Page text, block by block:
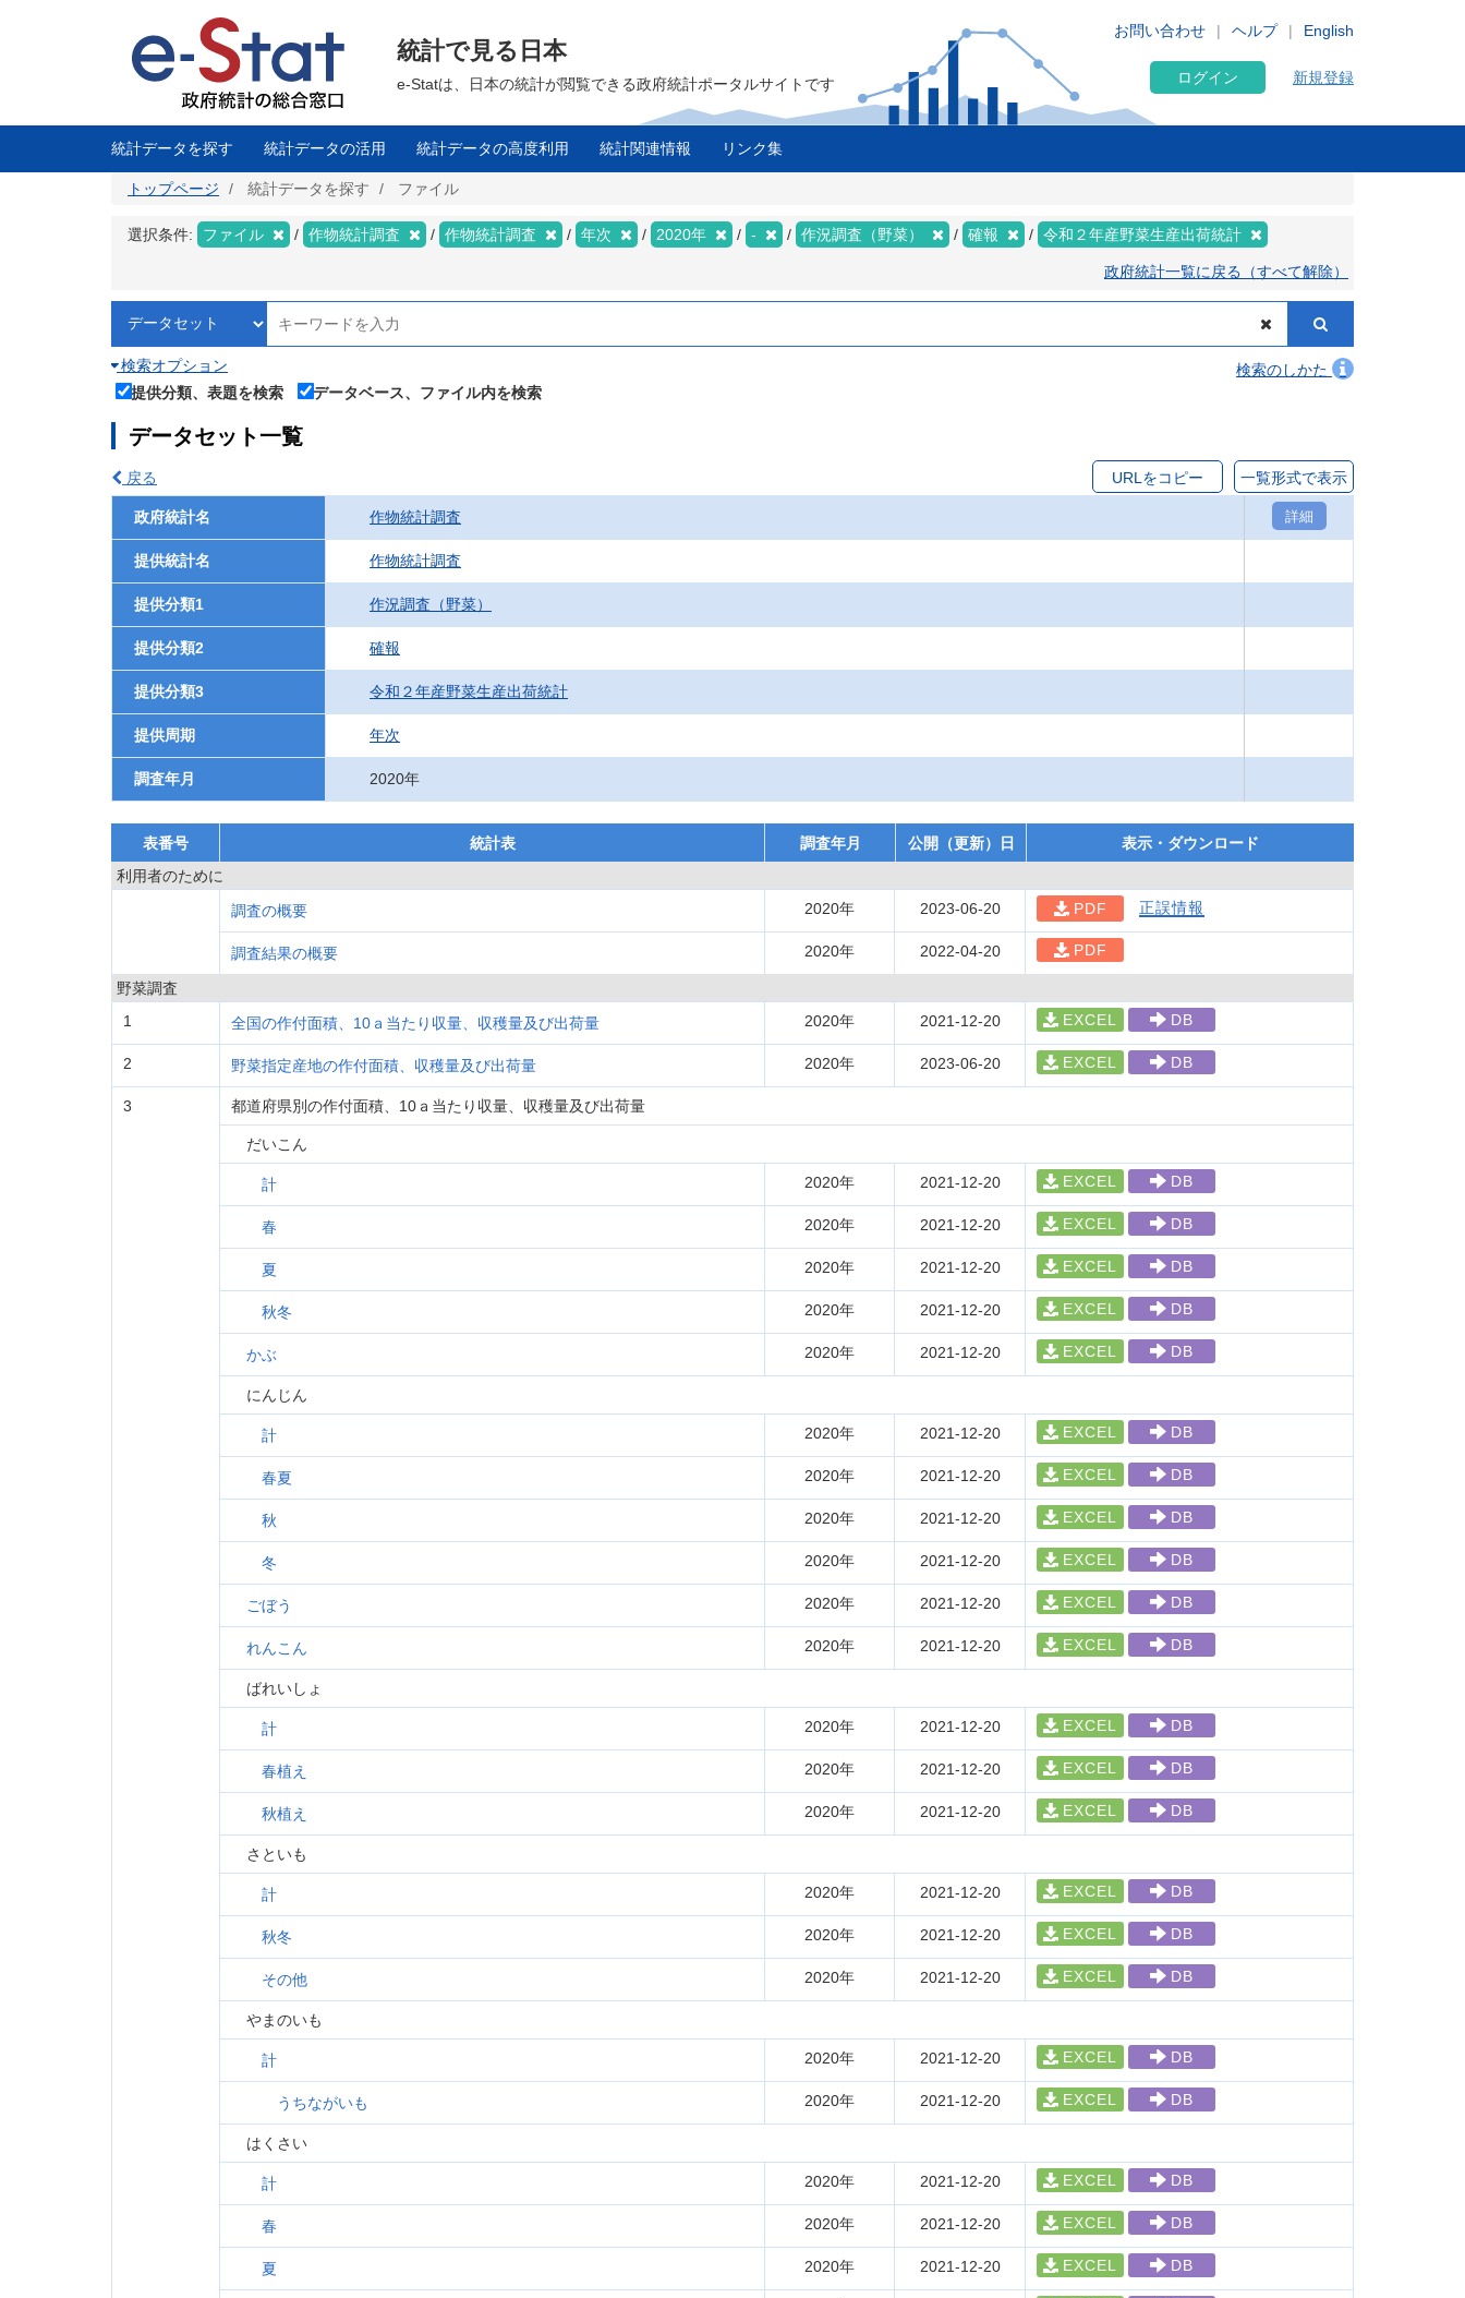
に
English
お問い合わせ ヘルプ
統計で見る日本
e-Statは、日本の統計が閲覧できる政府統計ポータルサイトです ログイン 新規登録
統計データを探す 統計データの活用 統計データの高度利用 統計関連情報 リンク集
トップページ 統計データを探す ファイル
選択条件: ファイル 作物統計調査 作物統計調査 年次 2020年 - 作況調査（野菜） 確報 令和２年産野菜生産出荷統計
政府統計一覧に戻る（すべて解除）
検索オプション
検索のしかた
提供分類、表題を検索
データベース、ファイル内を検索
データセット一覧
戻る URLをコピー 一覧形式で表示
政府統計名 作物統計調査 詳細
提供統計名 作物統計調査
提供分類1 作況調査（野菜）
提供分類2 確報
提供分類3 令和２年産野菜生産出荷統計
提供周期 年次
調査年月 2020年
表番号 統計表 調査年月 公開（更新）日
表示・ダウンロード
利用者のために
調査の概要
2020年 2023-06-20 PDF 正誤情報
調査結果の概要 2020年 2022-04-20 PDF
野菜調査
1
全国の作付面積、10ａ当たり収量、収穫量及び出荷量 2020年 2021-12-20 EXCEL DB
2 野菜指定産地の作付面積、収穫量及び出荷量 2020年 2023-06-20 EXCEL DB
3 都道府県別の作付面積、10ａ当たり収量、収穫量及び出荷量
だいこん
計 2020年 2021-12-20 EXCEL DB
春 2020年 2021-12-20 EXCEL DB
夏 2020年 2021-12-20 EXCEL DB
秋冬 2020年 2021-12-20 EXCEL DB
かぶ 2020年 2021-12-20 EXCEL DB
にんじん
計 2020年 2021-12-20 EXCEL DB
春夏 2020年 2021-12-20 EXCEL DB
秋 2020年 2021-12-20 EXCEL DB
冬 2020年 2021-12-20 EXCEL DB
ごぼう 2020年 2021-12-20 EXCEL DB
れんこん 2020年 2021-12-20 EXCEL DB
ばれいしょ
計 2020年 2021-12-20 EXCEL DB
春植え 2020年 2021-12-20 EXCEL DB
秋植え 2020年 2021-12-20 EXCEL DB
さといも
計 2020年 2021-12-20 EXCEL DB
秋冬 2020年 2021-12-20 EXCEL DB
その他 2020年 2021-12-20 EXCEL DB
やまのいも
計 2020年 2021-12-20 EXCEL DB
うちながいも 2020年 2021-12-20 EXCEL DB
はくさい
計 2020年 2021-12-20 EXCEL DB
春 2020年 2021-12-20 EXCEL DB
夏 2020年 2021-12-20 EXCEL DB